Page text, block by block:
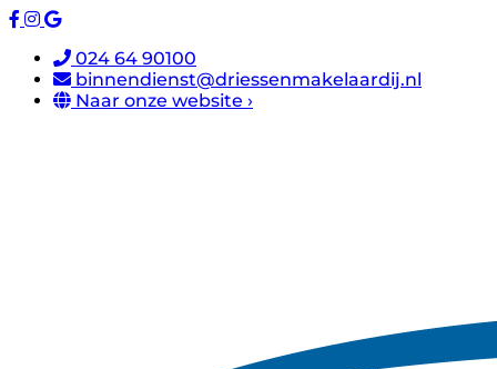
024 64 90100
binnendienst@driessenmakelaardij.nl
Naar onze website ›